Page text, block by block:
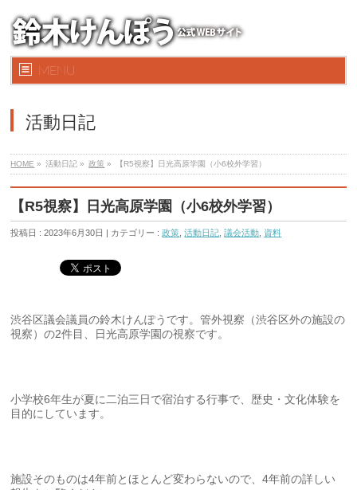
MENU
活動日記
HOME » 活動日記 » 政策 » 【R5視察】日光高原学園（小6校外学習）
【R5視察】日光高原学園（小6校外学習）
投稿日 : 2023年6月30日 | カテゴリー :政策 ,活動日記 ,議会活動 資料
渋谷区議会議員の鈴木けんぽうです。管外視察（渋谷区外の施設の
視察）の2件目、日光高原学園の視察です。
小学校6年生が夏に二泊三日で宿泊する行事で、歴史・文化体験を
目的にしています。
施設そのものは4年前とほとんど変わらないので、4年前の詳しい